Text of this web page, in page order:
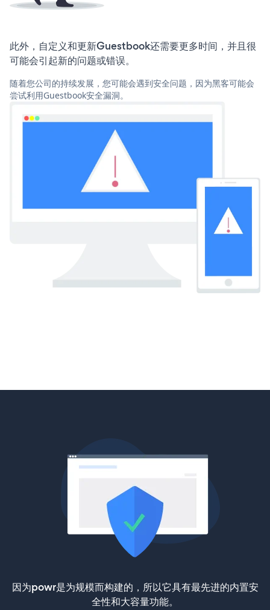
此外，自定义和更新Guestbook还需要更多时间，并且很
可能会引起新的问题或错误。
随着您公司的持续发展，您可能会遇到安全问题，因为黑客可能会
尝试利用Guestbook安全漏洞。
因为powr是为规模而构建的，所以它具有最先进的内置安
全性和大容量功能。